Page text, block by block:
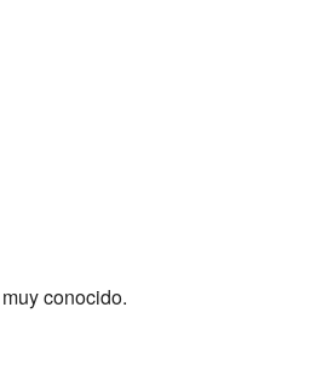
conocido.